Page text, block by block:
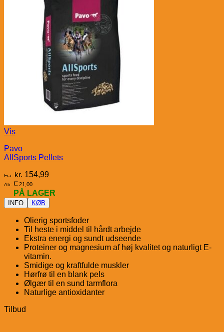
Vis
Pavo
AllSports Pellets
Fra: kr. 154,99
Ab: € 21,00
PÅ LAGER
INFO KØB
Olierig sportsfoder
Til heste i middel til hårdt arbejde
Ekstra energi og sundt udseende
Proteiner og magnesium af høj kvalitet og naturligt E-
vitamin.
Smidige og kraftfulde muskler
Hørfrø til en blank pels
Ølgær til en sund tarmflora
Naturlige antioxidanter
Tilbud